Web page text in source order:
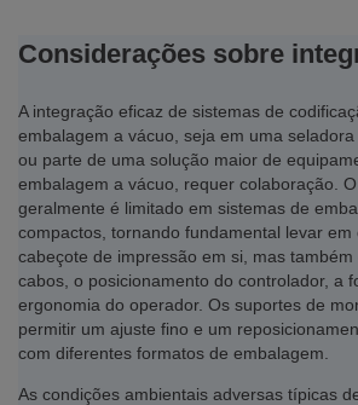
Considerações sobre
A integração eficaz de sistemas de
embalagem a vácuo, seja em uma
ou parte de uma solução maior de
embalagem a vácuo, requer colaboração.
geralmente é limitado em sistemas de
compactos, tornando fundamental levar em
cabeçote de impressão em si, mas
cabos, o posicionamento do controlador, a
ergonomia do operador. Os suportes de
permitir um ajuste fino e um
com diferentes formatos de embalagem.
As condições ambientais adversas típicas